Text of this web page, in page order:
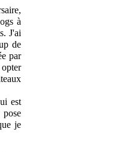
à
J'ai
de
par
est
je